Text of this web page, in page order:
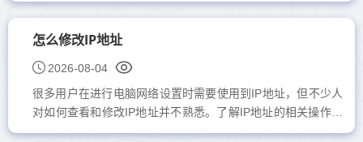
win1...
怎么修改IP地址
2026-08-04
很多用户在进行电脑网络设置时需要使用到IP地址，但不少人
对如何查看和修改IP地址并不熟悉。了解IP地址的相关操作可
以帮助我们更加高效地使用电脑。今天，我将为大家详细介绍